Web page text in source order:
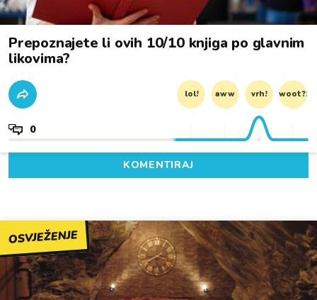
Prepoznajete li ovih 10/10 knjiga po glavnim
likovima?
lol! aww vrh! woot?!
0
KOMENTIRAJ
OSVJEŽENJE